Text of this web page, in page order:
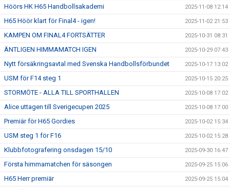
Höörs HK H65 Handbollsakademi 2025-11-08 12:14
H65 Höör klart för Final4 - igen! 2025-11-02 21:53
KAMPEN OM FINAL4 FORTSÄTTER 2025-10-31 08:31
ÄNTLIGEN HIMMAMATCH IGEN 2025-10-29 07:43
Nytt försäkringsavtal med Svenska Handbollsförbundet 2025-10-17 13:02
USM för F14 steg 1 2025-10-15 20:25
STORMÖTE - ALLA TILL SPORTHALLEN 2025-10-08 17:02
Alice uttagen till Sverigecupen 2025 2025-10-08 17:00
Premiär för H65 Gordies 2025-10-02 15:34
USM steg 1 för F16 2025-10-02 15:28
Klubbfotografering onsdagen 15/10 2025-09-30 16:47
Första himmamatchen för säsongen 2025-09-25 15:06
H65 Herr premiär 2025-09-25 15:04